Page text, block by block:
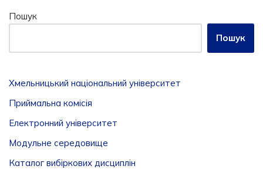
Пошук
Пошук
Хмельницький національний університет
Приймальна комісія
Електронний університет
Модульне середовище
Каталог вибіркових дисциплін